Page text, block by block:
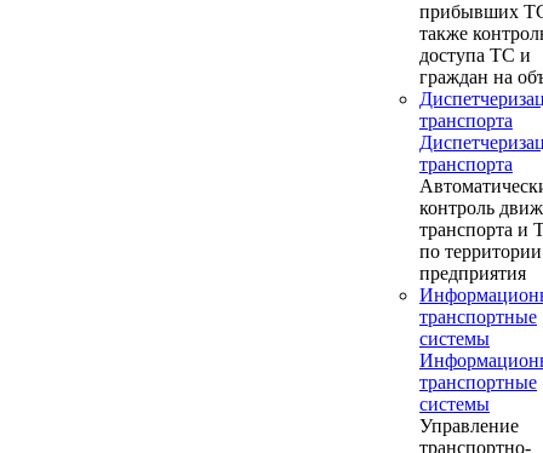
прибывших
также
доступа ТС и
граждан на
транспорта
транспорта
контроль
транспорта
по территории
предприятия
транспортные
системы
транспортные
системы
Управление
транспортно-